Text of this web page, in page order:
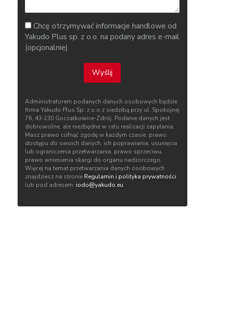
Chcę otrzymywać informacje handlowe od
Yakudo Plus sp. z o.o. na podany adres e-mail
(opcjonalnie)
Wyślij
Administratorem podanych danych osobowych będzie
firma Yakudo Plus Sp. z o.o z siedzibą przy ul. Spokojnej
76, 43‑230 Goczałkowice-Zdrój. Podanie danych jest
dobrowolne, ale niezbędne w celu realizacji zapytania.
Masz prawo cofnąć zgodę w każdym czasie, prawo
dostępu do swoich danych, ich poprawiania, usunięcia
lub ograniczenia przetwarzania, prawo sprzeciwu,
prawo wniesienia skargi do organu nadzorczego.
Więcej na temat przetwarzania danych osobowych
znajdziesz na stronie Regulamin i polityka prywatności
lub pod adresem: iodo@yakudo.eu.